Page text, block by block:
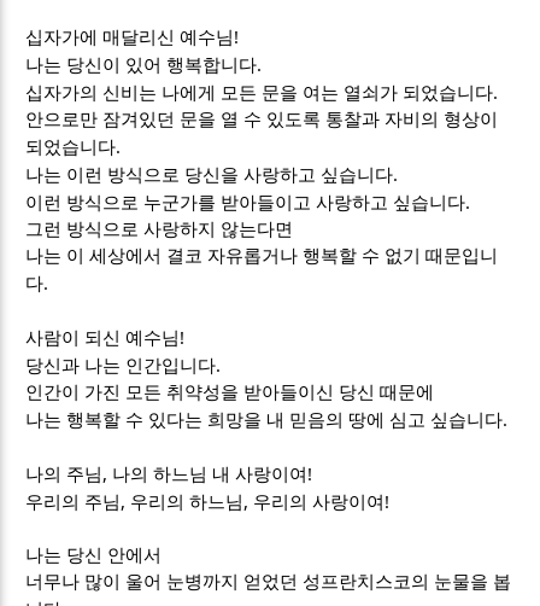
십자가에 매달리신 예수님!
나는 당신이 있어 행복합니다.
십자가의 신비는 나에게 모든 문을 여는 열쇠가 되었습니다.
안으로만 잠겨있던 문을 열 수 있도록 통찰과 자비의 형상이
되었습니다.
나는 이런 방식으로 당신을 사랑하고 싶습니다.
이런 방식으로 누군가를 받아들이고 사랑하고 싶습니다.
그런 방식으로 사랑하지 않는다면
나는 이 세상에서 결코 자유롭거나 행복할 수 없기 때문입니
다.
사람이 되신 예수님!
당신과 나는 인간입니다.
인간이 가진 모든 취약성을 받아들이신 당신 때문에
나는 행복할 수 있다는 희망을 내 믿음의 땅에 심고 싶습니다.
나의 주님, 나의 하느님 내 사랑이여 !
우리의 주님, 우리의 하느님, 우리의 사랑이여 !
나는 당신 안에서
너무나 많이 울어 눈병까지 얻었던 성프란치스코의 눈물을 봅